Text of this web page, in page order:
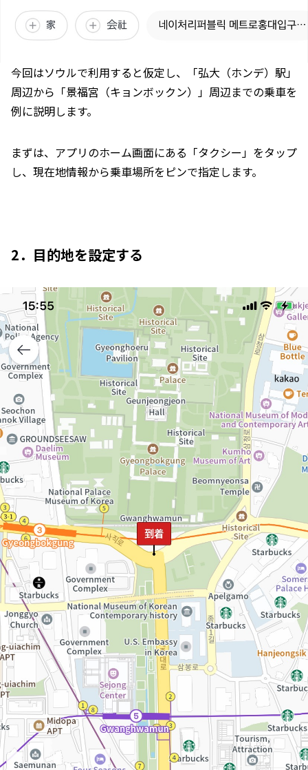
今回はソウルで利用すると仮定し、「弘大（ホンデ）駅」
周辺から「景福宮（キョンボックン）」周辺までの乗車を
例に説明します。
まずは、アプリのホーム画面にある「タクシー」をタップ
し、現在地情報から乗車場所をピンで指定します。
2．目的地を設定する